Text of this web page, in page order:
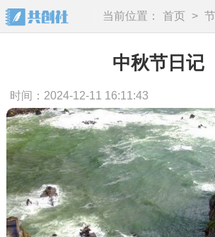
当前位置： 首页 >
记
中秋节日记
时间：2024-12-11 16:11:43